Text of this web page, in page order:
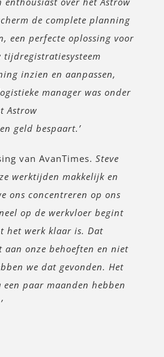
de complete planning
een perfecte oplossing voor
inzien en aanpassen,
manager was onder
Astrow
geld bespaart.’
van AvanTimes. Steve
werktijden makkelijk en
ons concentreren op ons
op de werkvloer begint
het werk klaar is. Dat
aan onze behoeften en niet
we dat gevonden. Het
paar maanden hebben